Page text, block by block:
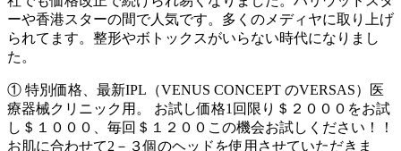
ーや香港スターの間で人気です。多くのメディヤに取り上げ
られてます。整形やボトックスがいらない時代になりまし
た。
① 特別価格、最新IPL（VENUS CONCEPT のVERSAS）医
療器械クリニック用。 お試し価格1回限り＄２０００をお試
し＄１０００、毎回＄１２００この機会お試しください！！
お肌に合わせて2－３個のヘッドを使用させていただきま